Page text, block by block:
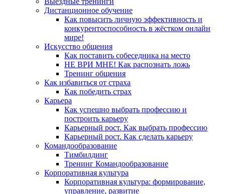
Дистанционное обучение
Как повысить личную эффективность и
конкурентоспособность в жёстком онлайн
мире!
Искусство общения
Как поставить собеседника на место
НЕ ВРИ МНЕ! Как распознать ложь
Тренинг общения
Как избавиться от страха
Как победить страх
Карьера
Как успешно выбрать профессию и
построить карьеру
Карьерный рост. Как выбрать профессию
Карьерный рост. Как сделать карьеру
Командообразование
Тимбилдинг
Тренинг Командообразование
Корпоративная культура
Корпоративная культура: формирование,
управление, развитие